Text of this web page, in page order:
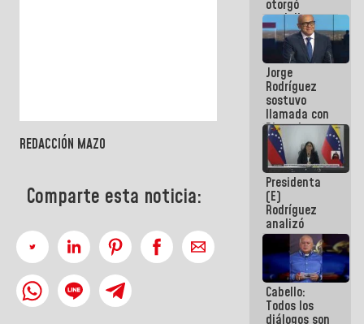
REDACCIÓN MAZO
Comparte esta noticia:
otorgó
medalla
"Héroe de
Venezuela"
a servidores
públicos
Jorge
Rodríguez
sostuvo
llamada con
Dinorah
Figuera y
acuerdan
primer
encuentro
presencial
para el
diálogo
Presidenta
(E)
Rodríguez
analizó
junto a
gobernadores
planes de
recuperación
del Sistema
Eléctrico
Cabello:
Todos los
diálogos son